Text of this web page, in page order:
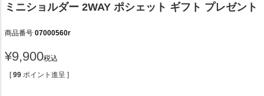
ミニショルダー 2WAY ポシェット ギフト プレゼント
商品番号 07000560r
¥9,900税込
[ 99 ポイント進呈 ]